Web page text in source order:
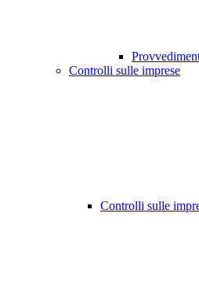
Controlli sulle imprese
Controlli sulle